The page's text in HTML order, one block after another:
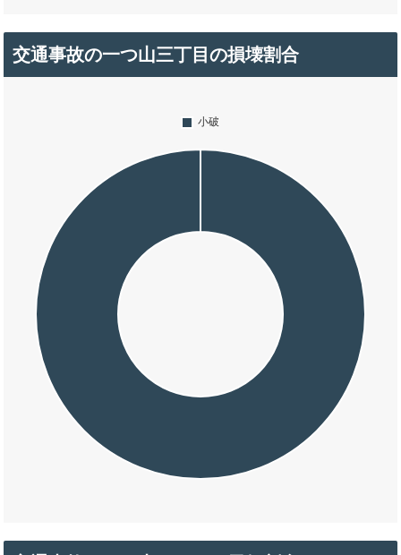
交通事故の一つ山三丁目の損壊割合